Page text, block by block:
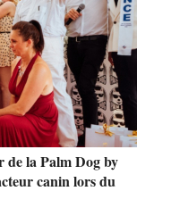
la Palm Dog by
canin lors du